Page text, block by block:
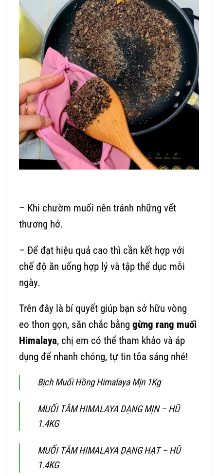
– Khi chườm muối nên tránh những vết
thương hở.
– Để đạt hiệu quả cao thì cần kết hợp với
chế độ ăn uống hợp lý và tập thể dục mỗi
ngày.
Trên đây là bí quyết giúp bạn sở hữu vòng
eo thon gọn, săn chắc bằng gừng rang muối
Himalaya, chị em có thể tham khảo và áp
dụng để nhanh chóng, tự tin tỏa sáng nhé!
Bịch Muối Hồng Himalaya Mịn 1Kg
MUỐI TẮM HIMALAYA DẠNG MỊN – HŨ
1.4KG
MUỐI TẮM HIMALAYA DẠNG HẠT – HŨ
1.4KG